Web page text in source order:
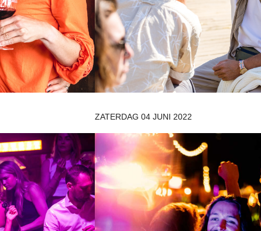
ZATERDAG 04 JUNI 2022